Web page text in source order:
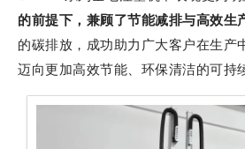
的前提下，兼顾了节能减排与高效生
的碳排放，成功助力广大客户在生产
迈向更加高效节能、环保清洁的可持